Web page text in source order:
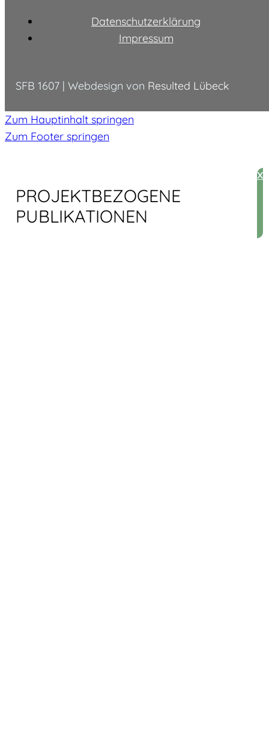
Zum Hauptinhalt springen
Zum Footer springen
Datenschutzerklärung
Impressum
SFB 1607 | Webdesign von Resulted Lübeck
PROJEKT­BEZOGENE
PUBLIKATIONEN
X